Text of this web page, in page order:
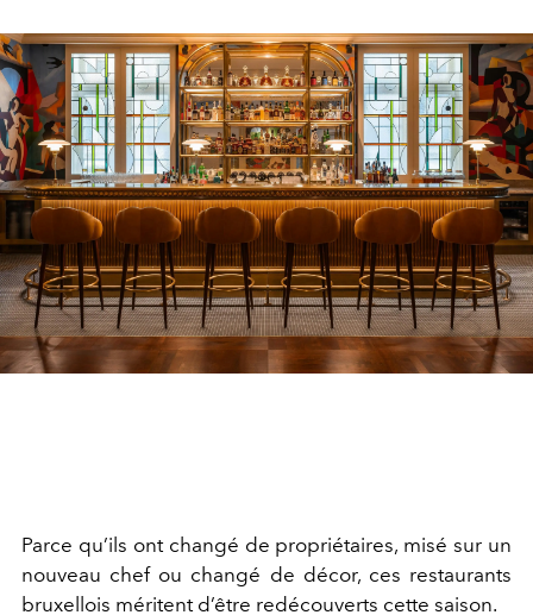
Parce qu’ils ont changé de propriétaires, misé sur un
nouveau chef ou changé de décor, ces restaurants
bruxellois méritent d’être redécouverts cette saison.